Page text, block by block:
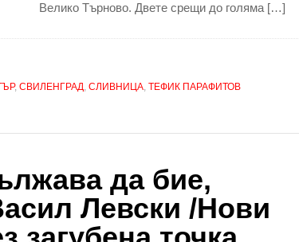
Велико Търново. Двете срещи до голяма […]
, СВИЛЕНГРАД, СЛИВНИЦА, ТЕФИК ПАРАФИТОВ
да бие,
Левски /Нови